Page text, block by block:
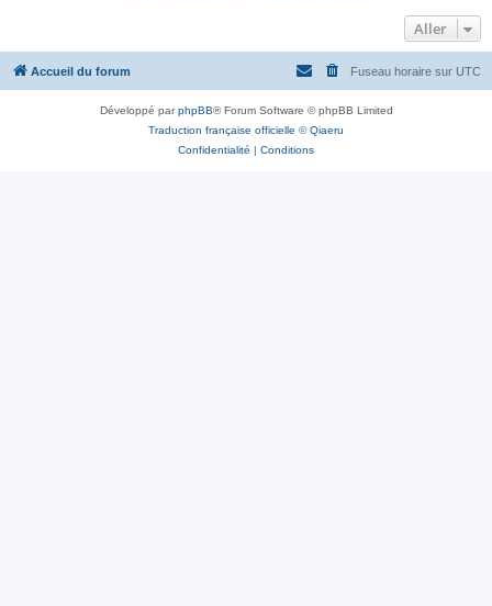
Aller
Accueil du forum Fuseau horaire sur UTC
Développé parphpBB® Forum Software © phpBB Limited
Traduction française officielle ©Qiaeru
Confidentialité | Conditions